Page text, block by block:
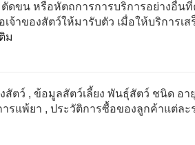
ดขน หรือหัตถการการบริการอย่างอื่น
าของสัตว์ให้มารับตัว เมื่อให้บริการเ
ม
สัตว์ , ข้อมูลสัตว์เลี้ยง พันธุ์สัตว์ ชนิด อา
รแพ้ยา , ประวัติการซื้อของลูกค้าแต่ละ